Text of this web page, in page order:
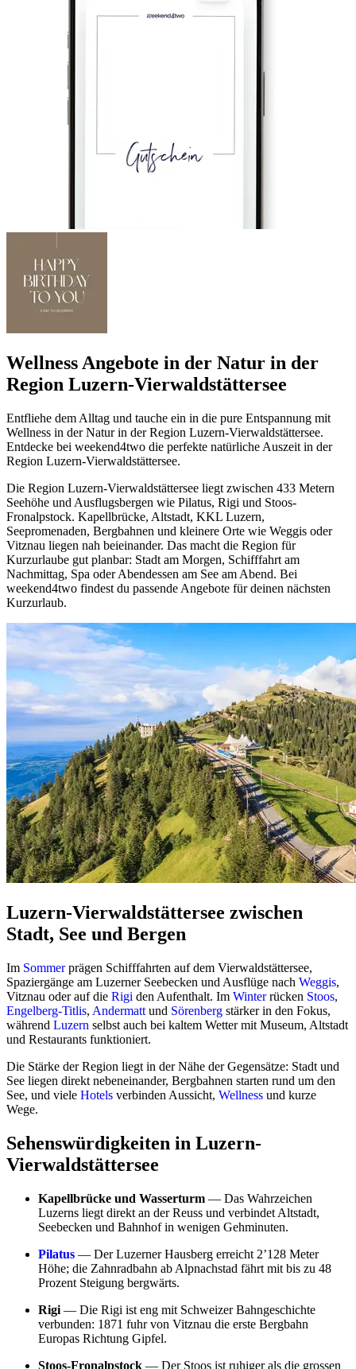
Wellness Angebote in der Natur in der
Region Luzern-Vierwaldstättersee
Entfliehe dem Alltag und tauche ein in die pure Entspannung mit
Wellness in der Natur in der Region Luzern-Vierwaldstättersee.
Entdecke bei weekend4two die perfekte natürliche Auszeit in der
Region Luzern-Vierwaldstättersee.
Die Region Luzern-Vierwaldstättersee liegt zwischen 433 Metern
Seehöhe und Ausflugsbergen wie Pilatus, Rigi und Stoos-
Fronalpstock. Kapellbrücke, Altstadt, KKL Luzern,
Seepromenaden, Bergbahnen und kleinere Orte wie Weggis oder
Vitznau liegen nah beieinander. Das macht die Region für
Kurzurlaube gut planbar: Stadt am Morgen, Schifffahrt am
Nachmittag, Spa oder Abendessen am See am Abend. Bei
weekend4two findest du passende Angebote für deinen nächsten
Kurzurlaub.
Luzern-Vierwaldstättersee zwischen
Stadt, See und Bergen
Im Sommerprägen Schifffahrten auf dem Vierwaldstättersee,
Spaziergänge am Luzerner Seebecken und Ausflüge nach Weggis,
Vitznau oder auf die Rigi den Aufenthalt. Im Winterrücken Stoos,
Engelberg-Titlis, Andermatt und Sörenberg stärker in den Fokus,
während Luzern selbst auch bei kaltem Wetter mit Museum, Altstadt
und Restaurants funktioniert.
Die Stärke der Region liegt in der Nähe der Gegensätze: Stadt und
See liegen direkt nebeneinander, Bergbahnen starten rund um den
See, und viele Hotels verbinden Aussicht, Wellness und kurze
Wege.
Sehenswürdigkeiten in Luzern-
Vierwaldstättersee
Kapellbrücke und Wasserturm — Das Wahrzeichen
Luzerns liegt direkt an der Reuss und verbindet Altstadt,
Seebecken und Bahnhof in wenigen Gehminuten.
Pilatus — Der Luzerner Hausberg erreicht 2’128 Meter
Höhe; die Zahnradbahn ab Alpnachstad fährt mit bis zu 48
Prozent Steigung bergwärts.
Rigi — Die Rigi ist eng mit Schweizer Bahngeschichte
verbunden: 1871 fuhr von Vitznau die erste Bergbahn
Europas Richtung Gipfel.
Stoos-Fronalpstock — Der Stoos ist ruhiger als die grossen